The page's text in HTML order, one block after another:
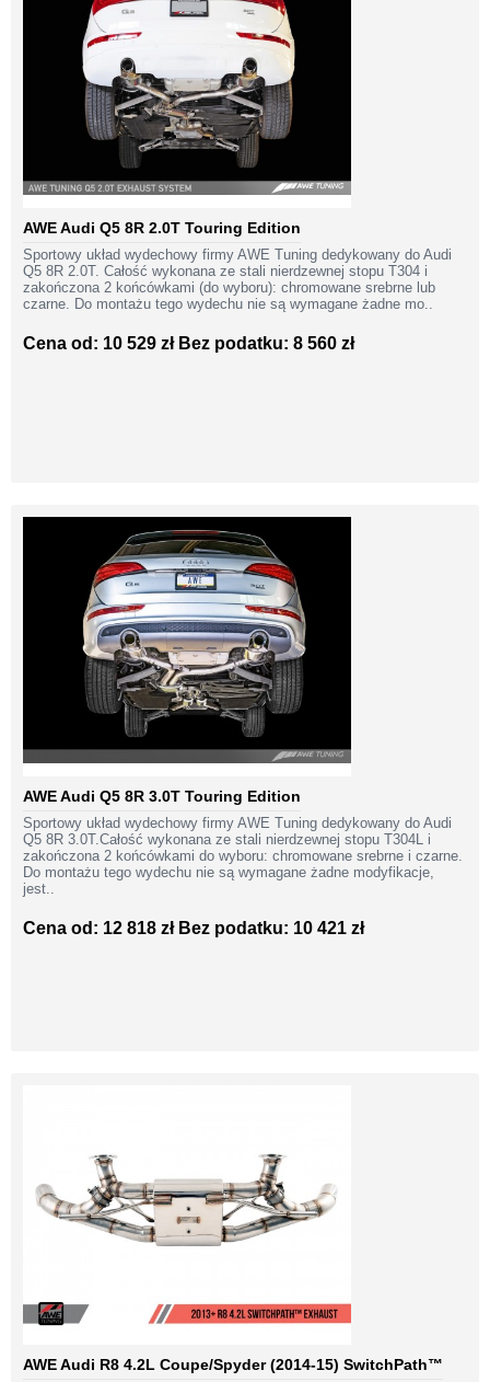
AWE Audi Q5 8R 2.0T Touring Edition
Sportowy układ wydechowy firmy AWE Tuning dedykowany do Audi
Q5 8R 2.0T. Całość wykonana ze stali nierdzewnej stopu T304 i
zakończona 2 końcówkami (do wyboru): chromowane srebrne lub
czarne. Do montażu tego wydechu nie są wymagane żadne mo..
Cena od: 10 529 zł Bez podatku: 8 560 zł
AWE Audi Q5 8R 3.0T Touring Edition
Sportowy układ wydechowy firmy AWE Tuning dedykowany do Audi
Q5 8R 3.0T.Całość wykonana ze stali nierdzewnej stopu T304L i
zakończona 2 końcówkami do wyboru: chromowane srebrne i czarne.
Do montażu tego wydechu nie są wymagane żadne modyfikacje,
jest..
Cena od: 12 818 zł Bez podatku: 10 421 zł
AWE Audi R8 4.2L Coupe/Spyder (2014-15) SwitchPath™